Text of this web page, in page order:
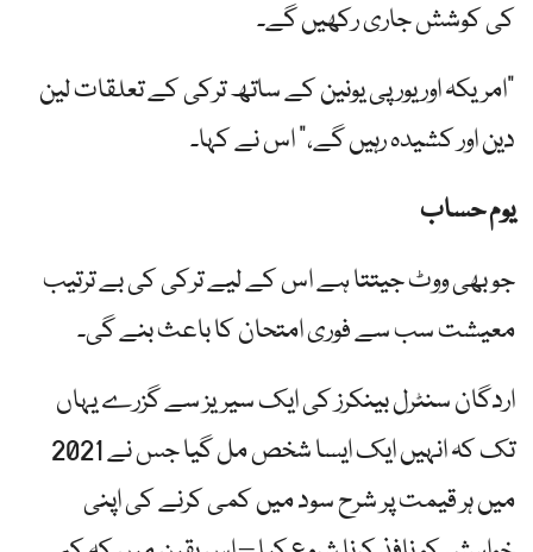
کی کوشش جاری رکھیں گے۔
"امریکہ اور یورپی یونین کے ساتھ ترکی کے تعلقات لین
دین اور کشیدہ رہیں گے،” اس نے کہا۔
یوم حساب
جو بھی ووٹ جیتتا ہے اس کے لیے ترکی کی بے ترتیب
معیشت سب سے فوری امتحان کا باعث بنے گی۔
اردگان سنٹرل بینکرز کی ایک سیریز سے گزرے یہاں
تک کہ انہیں ایک ایسا شخص مل گیا جس نے 2021
میں ہر قیمت پر شرح سود میں کمی کرنے کی اپنی